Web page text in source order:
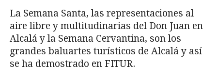
La Semana Santa, las representaciones al
aire libre y multitudinarias del Don Juan en
Alcalá y la Semana Cervantina, son los
grandes baluartes turísticos de Alcalá y así
se ha demostrado en FITUR.